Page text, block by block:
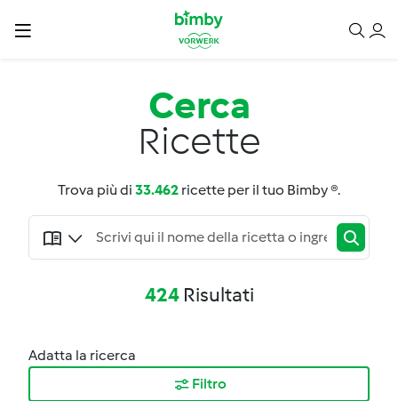
Cerca
Ricette
Trova più di 33.462 ricette per il tuo Bimby ®.
424Risultati
Adatta la ricerca
Filtro